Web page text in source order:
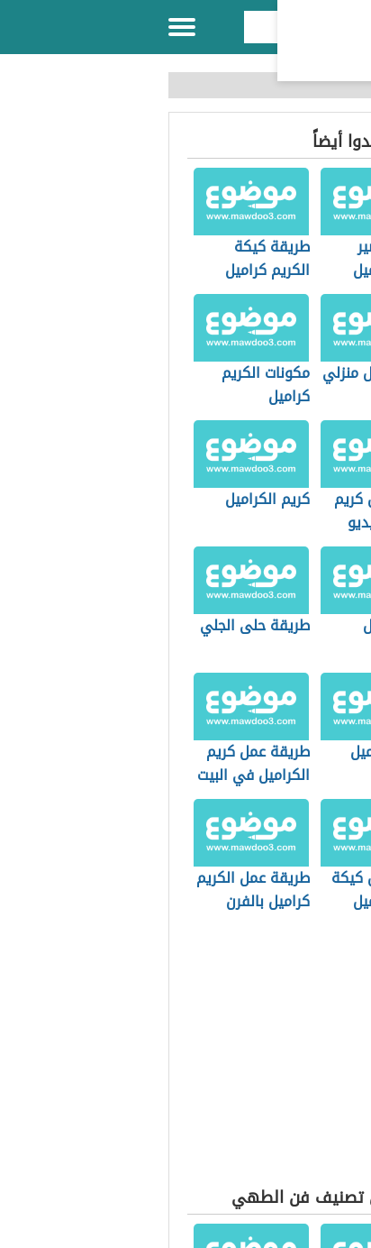
أيضاً
طريقة كيكة
الكريم كراميل
منزلي مكونات الكريم
كراميل
كريم الكراميل
طريقة حلى الجلي
طريقة عمل كريم
الكراميل في البيت
كيكة
طريقة عمل الكريم
كراميل بالفرن
تصنيف فن الطهي